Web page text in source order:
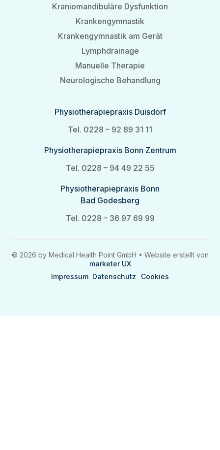
Kraniomandibuläre Dysfunktion
Krankengymnastik
Krankengymnastik am Gerät
Lymphdrainage
Manuelle Therapie
Neurologische Behandlung
Physiotherapiepraxis Duisdorf
Tel. 0228 – 92 89 31 11
Physiotherapiepraxis Bonn Zentrum
Tel. 0228 – 94 49 22 55
Physiotherapiepraxis Bonn
Bad Godesberg
Tel. 0228 – 36 97 69 99‬
© 2026 by Medical Health Point GmbH • Website erstellt von
marketer UX
Impressum Datenschutz Cookies